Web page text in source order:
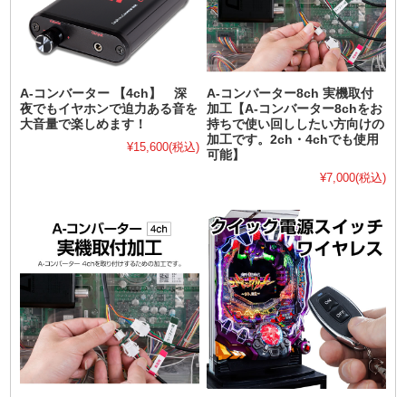
A-コンバーター 【4ch】 深
夜でもイヤホンで迫力ある音を
大音量で楽しめます！
¥15,600(税込)
A-コンバーター8ch 実機取付
加工【A-コンバーター8chをお
持ちで使い回ししたい方向けの
加工です。2ch・4chでも使用
可能】
¥7,000(税込)